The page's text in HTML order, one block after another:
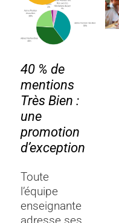
40 % de
mentions
Très Bien :
une
promotion
d’exception
Toute
l’équipe
enseignante
adresse ses